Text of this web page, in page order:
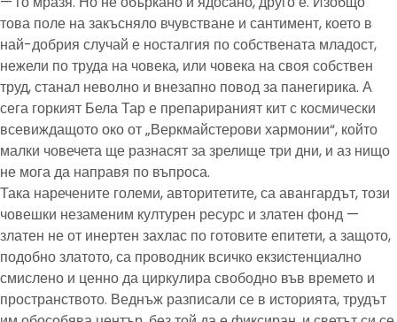
това поле на закъсняло вчувстване и сантимент, което в
най-добрия случай е носталгия по собствената младост,
нежели по труда на човека, или човека на своя собствен
труд, станал неволно и внезапно повод за панегирика. А
сега горкият Бела Тар е препарираният кит с космически
всевиждащото око от „Веркмайстерови хармонии“, който
малки човечета ще разнасят за зрелище три дни, и аз нищо
не мога да направя по въпроса.
Така наречените големи, авторитетите, са авангардът, този
човешки незаменим културен ресурс и златен фонд —
златен не от инертен захлас по готовите епитети, а защото,
подобно златото, са проводник всичко екзистенциално
смислено и ценно да циркулира свободно във времето и
пространството. Веднъж разписали се в историята, трудът